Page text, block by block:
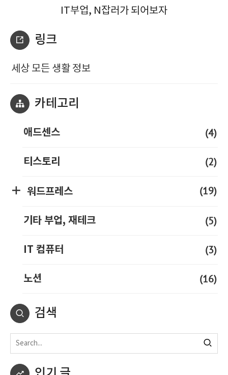
IT부업, N잡러가 되어보자
링크
세상 모든 생활 정보
카테고리
애드센스 (4)
티스토리 (2)
워드프레스 (19)
기타 부업, 재테크 (5)
IT 컴퓨터 (3)
노션 (16)
검색